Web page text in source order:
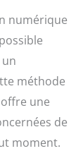
numérique
méthode
offre une
de
moment.